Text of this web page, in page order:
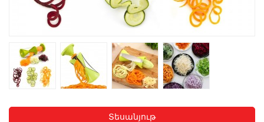
Տեսանյութ